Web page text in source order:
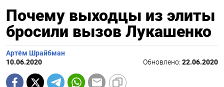
Почему выходцы из элиты
бросили вызов Лукашенко
Артём Шрайбман
10.06.2020
Обновлено: 22.06.2020